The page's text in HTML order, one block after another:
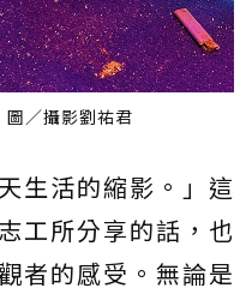
圖／攝影劉祐君
生活的縮影。」這
工所分享的話，也
者的感受。無論是